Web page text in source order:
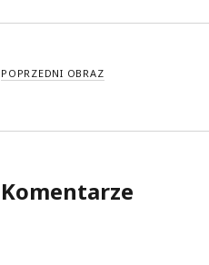
POPRZEDNI OBRAZ
Komentarze